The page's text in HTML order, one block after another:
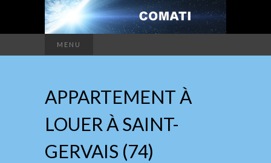
MENU
APPARTEMENT À
LOUER À SAINT-
GERVAIS (74)